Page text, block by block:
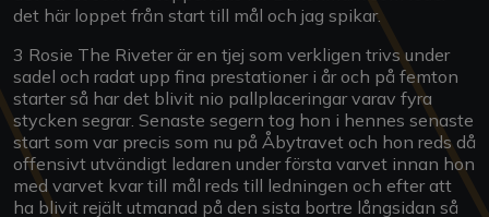
det här loppet från start till mål och jag spikar.
3 Rosie The Riveter är en tjej som verkligen trivs under
sadel och radat upp fina prestationer i år och på femton
starter så har det blivit nio pallplaceringar varav fyra
stycken segrar. Senaste segern tog hon i hennes senaste
start som var precis som nu på Åbytravet och hon reds då
offensivt utvändigt ledaren under första varvet innan hon
med varvet kvar till mål reds till ledningen och efter att
ha blivit rejält utmanad på den sista bortre långsidan så